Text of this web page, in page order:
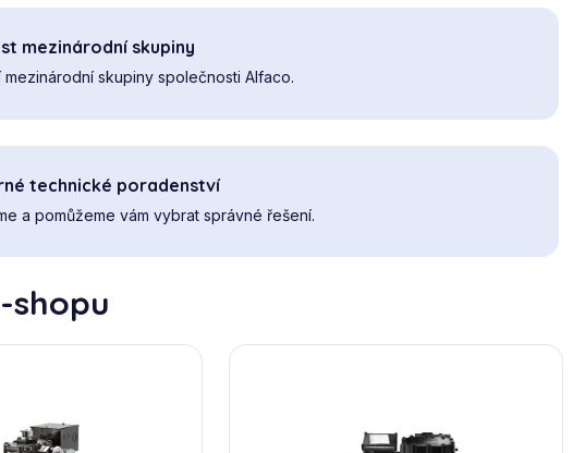
mezinárodní skupiny
mezinárodní skupiny společnosti Alfaco.
technické poradenství
a pomůžeme vám vybrat správné řešení.
shopu